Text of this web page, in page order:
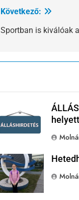
Következő:
Sportban is kiválóak